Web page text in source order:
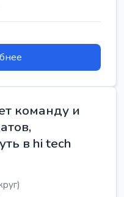
команду и
в hi tech